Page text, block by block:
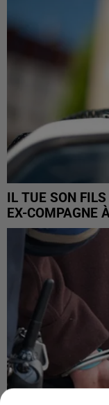
IL TUE SON
EX-COMPAGNE